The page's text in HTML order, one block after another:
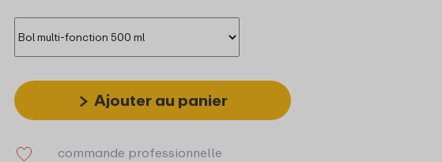
Ajouter au panier
commande professionnelle